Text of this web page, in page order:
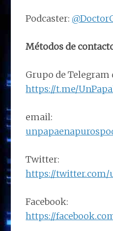
Podcaster:
Métodos de
Grupo de Telegram
https://t.me/
email:
Twitter:
https://twitter.com/
Facebook:
https://